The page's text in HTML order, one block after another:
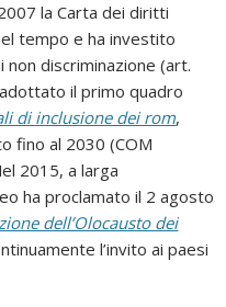
la Carta dei diritti
tempo e ha investito
discriminazione (art.
il primo quadro
di inclusione dei rom,
fino al 2030 (COM
2015, a larga
ha proclamato il 2 agosto
dell’Olocausto dei
l’invito ai paesi